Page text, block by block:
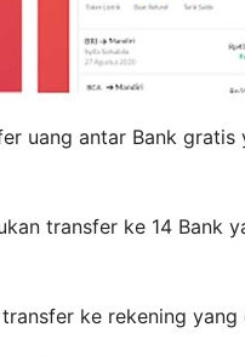
uang antar Bank gratis
transfer ke 14 Bank
ke rekening yang